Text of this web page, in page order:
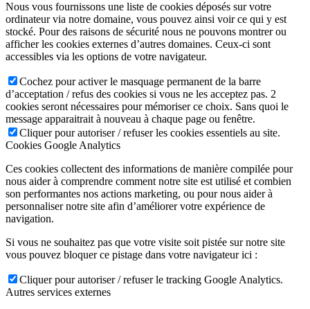
Nous vous fournissons une liste de cookies déposés sur votre
ordinateur via notre domaine, vous pouvez ainsi voir ce qui y est
stocké. Pour des raisons de sécurité nous ne pouvons montrer ou
afficher les cookies externes d’autres domaines. Ceux-ci sont
accessibles via les options de votre navigateur.
Cochez pour activer le masquage permanent de la barre
d’acceptation / refus des cookies si vous ne les acceptez pas. 2
cookies seront nécessaires pour mémoriser ce choix. Sans quoi le
message apparaitrait à nouveau à chaque page ou fenêtre.
Cliquer pour autoriser / refuser les cookies essentiels au site.
Cookies Google Analytics
Ces cookies collectent des informations de manière compilée pour
nous aider à comprendre comment notre site est utilisé et combien
son performantes nos actions marketing, ou pour nous aider à
personnaliser notre site afin d’améliorer votre expérience de
navigation.
Si vous ne souhaitez pas que votre visite soit pistée sur notre site
vous pouvez bloquer ce pistage dans votre navigateur ici :
Cliquer pour autoriser / refuser le tracking Google Analytics.
Autres services externes